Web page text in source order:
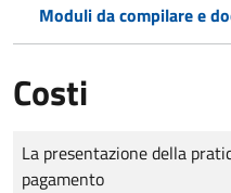
Moduli da compilare e
Costi
Tipo di pagamento
Importo
La presentazione della
pagamento